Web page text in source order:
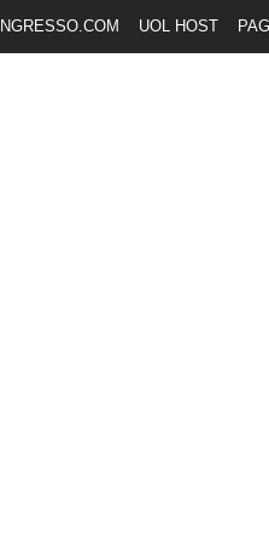
INGRESSO.COM UOL HOST